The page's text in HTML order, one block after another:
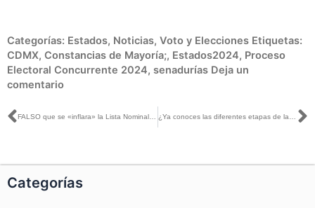
Categorías: Estados, Noticias, Voto y Elecciones Etiquetas:
CDMX, Constancias de Mayoría;, Estados2024, Proceso
Electoral Concurrente 2024, senadurías Deja un
comentario
Ant
Categorías